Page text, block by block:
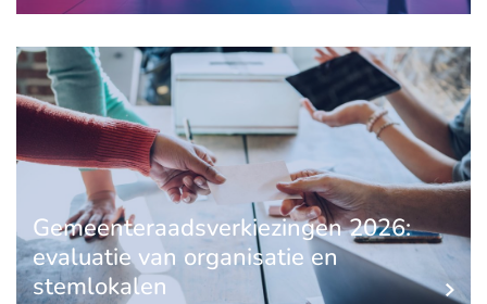
Gemeenteraadsverkiezingen 2026:
evaluatie van organisatie en
stemlokalen